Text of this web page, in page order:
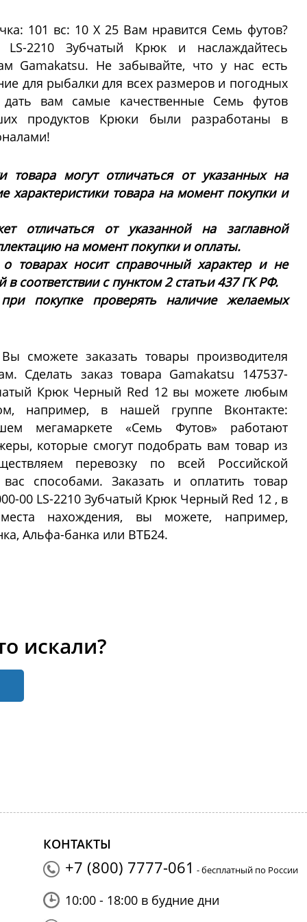
101 вс: 10 X 25 Вам нравится Семь футов?
2210 Зубчатый Крюк и наслаждайтесь
Gamakatsu. Не забывайте, что у нас есть
для рыбалки для всех размеров и погодных
вам самые качественные Семь футов
продуктов Крюки были разработаны в
товара могут отличаться от указанных на
характеристики товара на момент покупки и
отличаться от указанной на заглавной
на момент покупки и оплаты.
товарах носит справочный характер и не
соответствии с пунктом 2 статьи 437 ГК РФ.
покупке проверять наличие желаемых
сможете заказать товары производителя
Сделать заказ товара Gamakatsu 147537-
Крюк Черный Red 12 вы можете любым
например, в нашей группе Вконтакте:
мегамаркете «Семь Футов» работают
которые смогут подобрать вам товар из
перевозку по всей Российской
способами. Заказать и оплатить товар
00 LS-2210 Зубчатый Крюк Черный Red 12 , в
нахождения, вы можете, например,
Альфа-банка или ВТБ24.
искали?
КОНТАКТЫ
+7 (800) 7777-061 - бесплатный по России
10:00 - 18:00 в будние дни